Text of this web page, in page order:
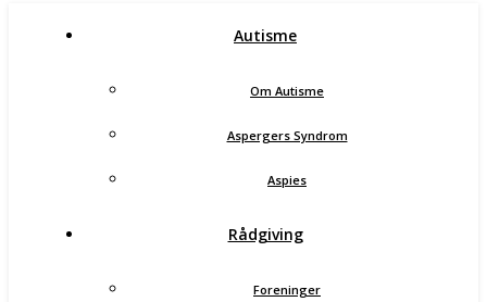
Autisme
Om Autisme
Aspergers Syndrom
Aspies
Rådgiving
Foreninger